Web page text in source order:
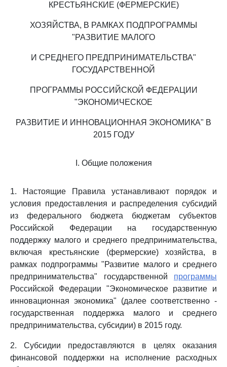
КРЕСТЬЯНСКИЕ (ФЕРМЕРСКИЕ)
ХОЗЯЙСТВА, В РАМКАХ ПОДПРОГРАММЫ
"РАЗВИТИЕ МАЛОГО
И СРЕДНЕГО ПРЕДПРИНИМАТЕЛЬСТВА"
ГОСУДАРСТВЕННОЙ
ПРОГРАММЫ РОССИЙСКОЙ ФЕДЕРАЦИИ
"ЭКОНОМИЧЕСКОЕ
РАЗВИТИЕ И ИННОВАЦИОННАЯ ЭКОНОМИКА" В
2015 ГОДУ
I. Общие положения
1. Настоящие Правила устанавливают порядок и
условия предоставления и распределения субсидий
из федерального бюджета бюджетам субъектов
Российской Федерации на государственную
поддержку малого и среднего предпринимательства,
включая крестьянские (фермерские) хозяйства, в
рамках подпрограммы "Развитие малого и среднего
предпринимательства" государственной программы
Российской Федерации "Экономическое развитие и
инновационная экономика" (далее соответственно -
государственная поддержка малого и среднего
предпринимательства, субсидии) в 2015 году.
2. Субсидии предоставляются в целях оказания
финансовой поддержки на исполнение расходных